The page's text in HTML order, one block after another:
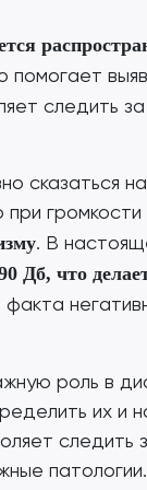
помогает
следить
сказаться
громкости
. В
Дб, что
роль в
их и
следить